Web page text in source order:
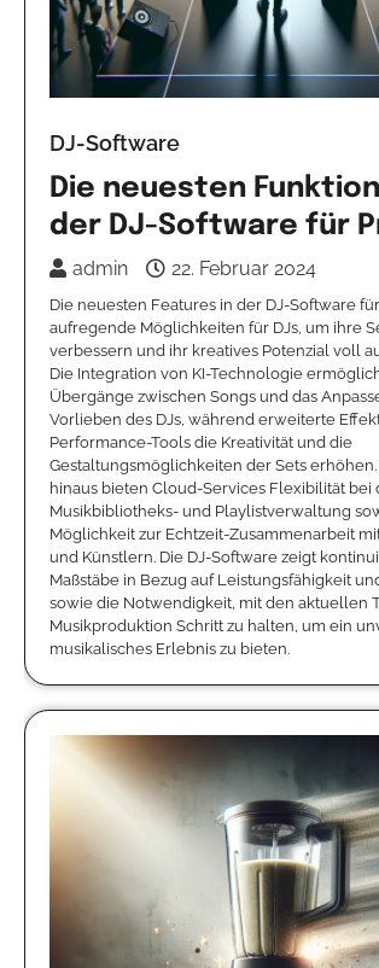
DJ-Software
Die neuesten
der DJ-Software für
admin 22. Februar 2024
Die neuesten Features in der DJ-Software
aufregende Möglichkeiten für DJs, um ihre
verbessern und ihr kreatives Potenzial voll
Die Integration von KI-Technologie
Übergänge zwischen Songs und das
Vorlieben des DJs, während erweiterte
Performance-Tools die Kreativität und die
Gestaltungsmöglichkeiten der Sets
hinaus bieten Cloud-Services Flexibilität bei
Musikbibliotheks- und Playlistverwaltung
Möglichkeit zur Echtzeit-Zusammenarbeit
und Künstlern. Die DJ-Software zeigt
Maßstäbe in Bezug auf Leistungsfähigkeit
sowie die Notwendigkeit, mit den aktuellen
Musikproduktion Schritt zu halten, um ein
musikalisches Erlebnis zu bieten.